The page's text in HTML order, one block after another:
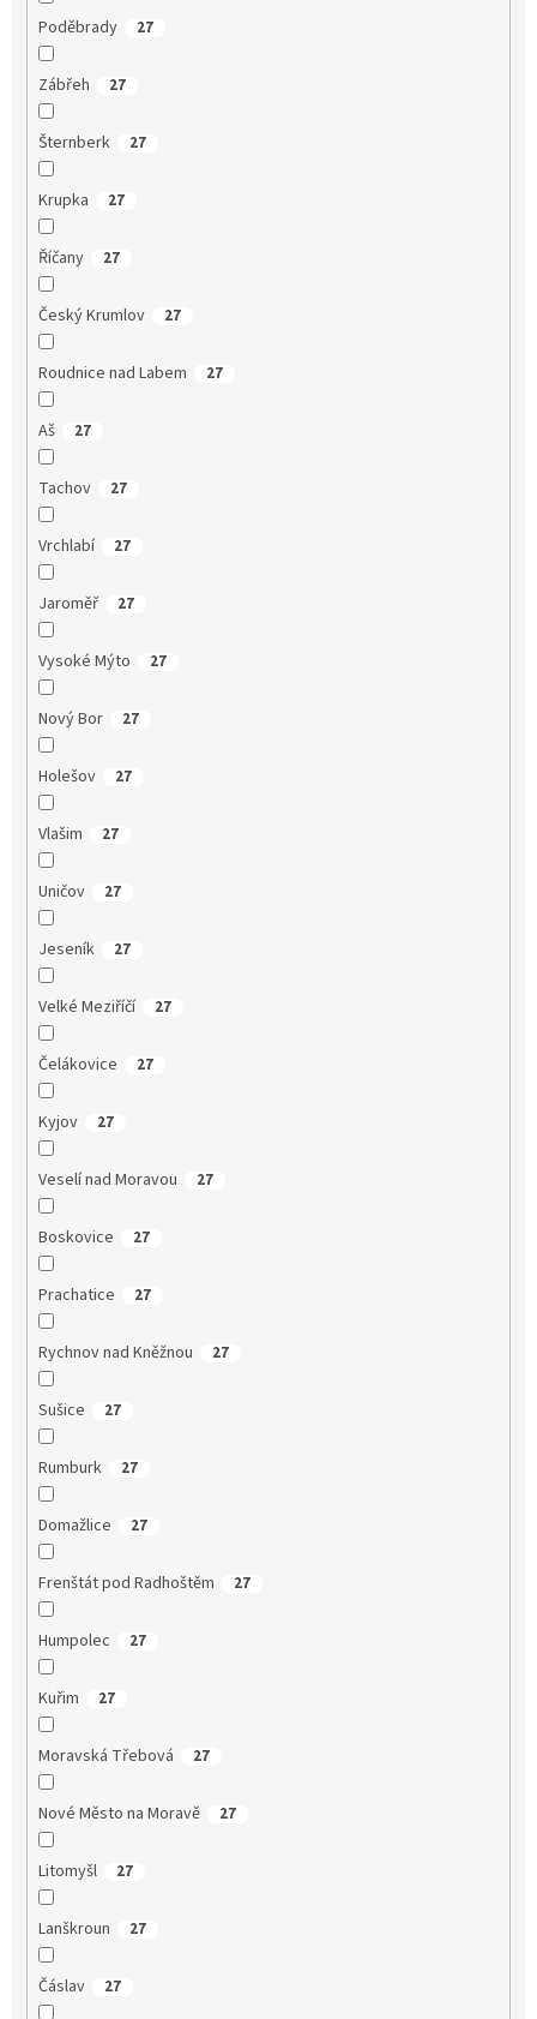
Poděbrady 27
Zábřeh 27
Šternberk 27
Krupka 27
Říčany 27
Český Krumlov 27
Roudnice nad Labem 27
Aš 27
Tachov 27
Vrchlabí 27
Jaroměř 27
Vysoké Mýto 27
Nový Bor 27
Holešov 27
Vlašim 27
Uničov 27
Jeseník 27
Velké Meziříčí 27
Čelákovice 27
Kyjov 27
Veselí nad Moravou 27
Boskovice 27
Prachatice 27
Rychnov nad Kněžnou 27
Sušice 27
Rumburk 27
Domažlice 27
Frenštát pod Radhoštěm 27
Humpolec 27
Kuřim 27
Moravská Třebová 27
Nové Město na Moravě 27
Litomyšl 27
Lanškroun 27
Čáslav 27